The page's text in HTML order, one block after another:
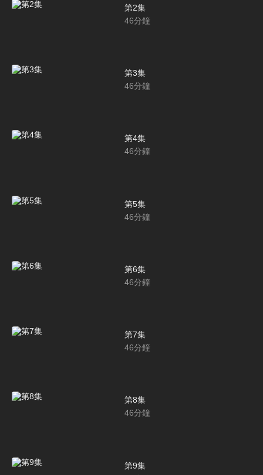
第2集
46分鐘
第3集
46分鐘
第4集
46分鐘
第5集
46分鐘
第6集
46分鐘
第7集
46分鐘
第8集
46分鐘
第9集